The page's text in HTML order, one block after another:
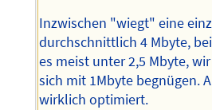
Inzwischen "wiegt" eine
durchschnittlich 4 Mbyte,
es meist unter 2,5 Mbyte,
sich mit 1Mbyte begnügen.
wirklich optimiert.